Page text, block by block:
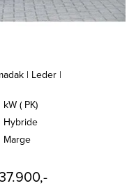
| Leder |
kW ( PK)
Hybride
Marge